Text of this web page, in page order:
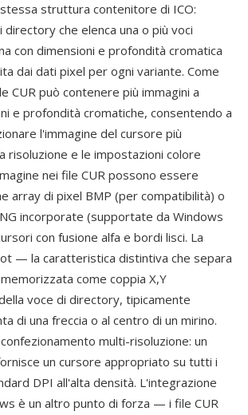
struttura contenitore di ICO:
che elenca una o più voci
con dimensioni e profondità cromatica
dai dati pixel per ogni variante. Come
CUR può contenere più immagini a
e profondità cromatiche, consentendo a
l'immagine del cursore più
risoluzione e le impostazioni colore
nei file CUR possono essere
array di pixel BMP (per compatibilità) o
incorporate (supportate da Windows
con fusione alfa e bordi lisci. La
— la caratteristica distintiva che separa
come coppia X,Y
voce di directory, tipicamente
di una freccia o al centro di un mirino.
multi-risoluzione: un
un cursore appropriato su tutti i
DPI all'alta densità. L'integrazione
è un altro punto di forza — i file CUR